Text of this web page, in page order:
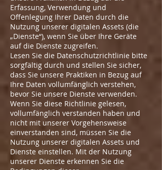
Erfassung, Verwendung und
Offenlegung Ihrer Daten durch die
Nutzung unserer digitalen Assets (die
„Dienste“), wenn Sie über Ihre Geräte
auf die Dienste zugreifen.
Lesen Sie die Datenschutzrichtlinie bitte
sorgfältig durch und stellen Sie sicher,
dass Sie unsere Praktiken in Bezug auf
Ihre Daten vollumfänglich verstehen,
bevor Sie unsere Dienste verwenden.
Wenn Sie diese Richtlinie gelesen,
vollumfänglich verstanden haben und
nicht mit unserer Vorgehensweise
einverstanden sind, müssen Sie die
Nutzung unserer digitalen Assets und
Dienste einstellen. Mit der Nutzung
unserer Dienste erkennen Sie die